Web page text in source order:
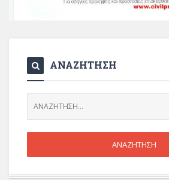
ΑΝΑΖΗΤΗΣΗ